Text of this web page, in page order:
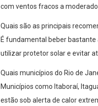
com ventos fracos a
Quais são as principais
É fundamental beber
utilizar protetor solar e evitar
Quais municípios do Rio de
Municípios como Itaboraí,
estão sob alerta de calor